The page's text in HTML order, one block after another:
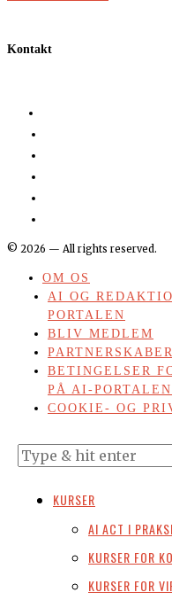
Kontakt
© 2026 — All rights reserved.
OM OS
AI OG
PORTALEN
BLIV MEDLEM
PARTNERSKABER
BETINGELSER
PÅ AI-
COOKIE- OG
KURSER
AI ACT I
KURSER FOR
KURSER FOR